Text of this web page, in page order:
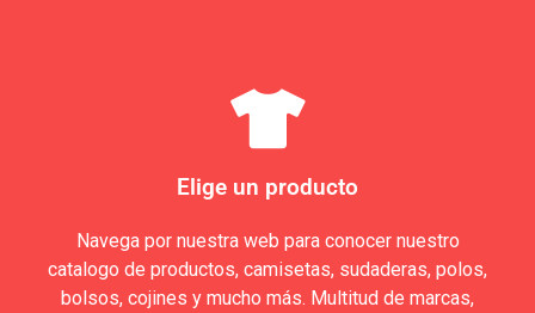
Elige un producto
Navega por nuestra web para conocer nuestro
catalogo de productos, camisetas, sudaderas, polos,
bolsos, cojines y mucho más. Multitud de marcas,